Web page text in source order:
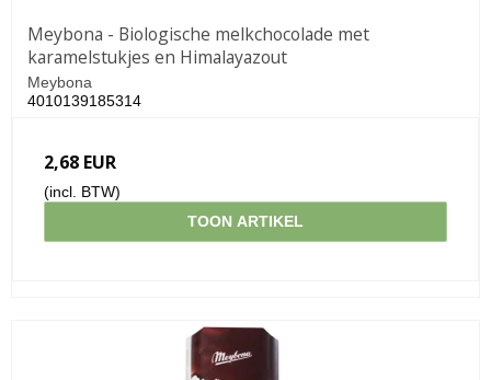
Meybona - Biologische melkchocolade met
karamelstukjes en Himalayazout
Meybona
4010139185314
2,68 EUR
(incl. BTW)
TOON ARTIKEL